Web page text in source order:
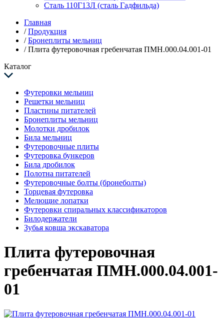
Сталь 110Г13Л (сталь Гадфильда)
Главная
/ Продукция
/ Бронеплиты мельниц
/ Плита футеровочная гребенчатая ПМН.000.04.001-01
Каталог
Футеровки мельниц
Решетки мельниц
Пластины питателей
Бронеплиты мельниц
Молотки дробилок
Била мельниц
Футеровочные плиты
Футеровка бункеров
Била дробилок
Полотна питателей
Футеровочные болты (бронеболты)
Торцевая футеровка
Мелющие лопатки
Футеровки спиральных классификаторов
Билодержатели
Зубья ковша экскаватора
Плита футеровочная
гребенчатая ПМН.000.04.001-
01